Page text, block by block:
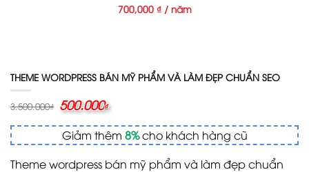
700,000 ₫ / năm
THEME WORDPRESS BÁN MỸ PHẨM VÀ LÀM ĐẸP CHUẨN SEO
3.500.000₫ Giá
gốc
là:
3.500.000₫.
500.000₫Giá
hiện
tại
là:
500.000₫.
Giảm thêm 8%cho khách hàng cũ
Theme wordpress bán mỹ phẩm và làm đẹp chuẩn